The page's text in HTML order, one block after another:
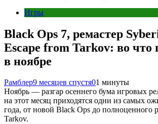
Игры
Black Ops 7, ремастер
Escape from Tarkov: во что
в ноябре
Рамблер9 месяцев спустя01 минуты
Ноябрь — разгар осеннего бума игровых
на этот месяц приходятся одни из самых
года, от новой Black Ops до полноценного
Tarkov.